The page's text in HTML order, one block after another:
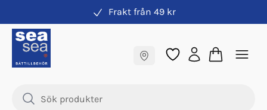
Frakt från 49 kr
Samma pris online & i butik